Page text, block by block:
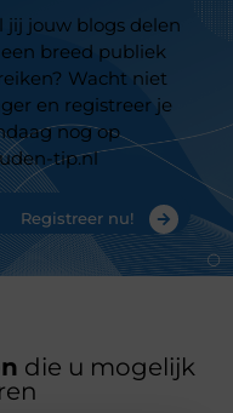
jij jouw blogs delen
breed publiek
Wacht niet
en registreer je
nog op
tip.nl
Registreer nu!
die u mogelijk